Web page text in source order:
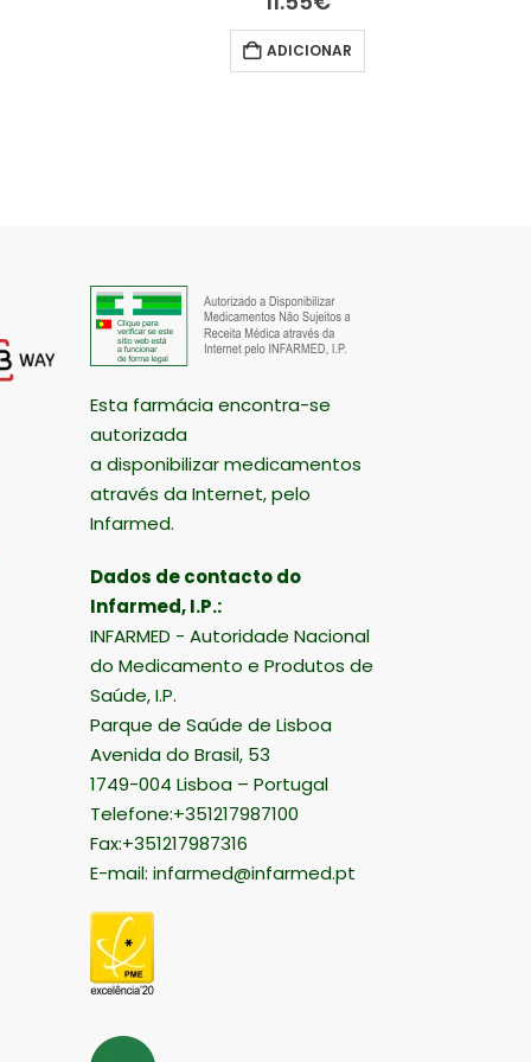
Esta farmácia encontra-se
autorizada
a disponibilizar medicamentos
através da Internet, pelo
Infarmed.
Dados de contacto do
Infarmed, I.P.:
INFARMED - Autoridade Nacional
do Medicamento e Produtos de
Saúde, I.P.
Parque de Saúde de Lisboa
Avenida do Brasil, 53
1749-004 Lisboa – Portugal
Telefone:+351217987100
Fax:+351217987316
E-mail: infarmed@infarmed.pt